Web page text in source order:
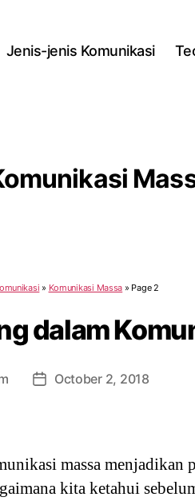
Jenis-jenis Komunikasi
» Komunikasi Massa » Page 2
dalam
PostOctober 2, 2018
massa menjadikan
kita ketahui